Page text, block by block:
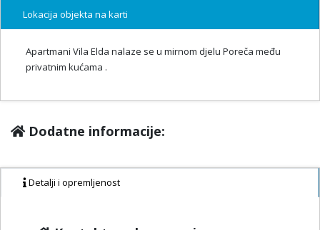
Lokacija objekta na karti
Apartmani Vila Elda nalaze se u mirnom djelu Poreča među
privatnim kućama .
Dodatne informacije:
Detalji i opremljenost